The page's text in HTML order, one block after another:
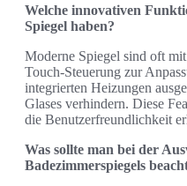
Welche innovativen
Spiegel haben?
Moderne Spiegel sind oft
Touch-Steuerung zur
integrierten Heizungen
Glases verhindern. Diese
die Benutzerfreundlichkeit
Was sollte man bei der
Badezimmerspiegels